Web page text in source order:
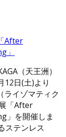
After
」
（天王洲）
12日(土)より
ライゾマティク
「After
」を開催しま
ステンレス